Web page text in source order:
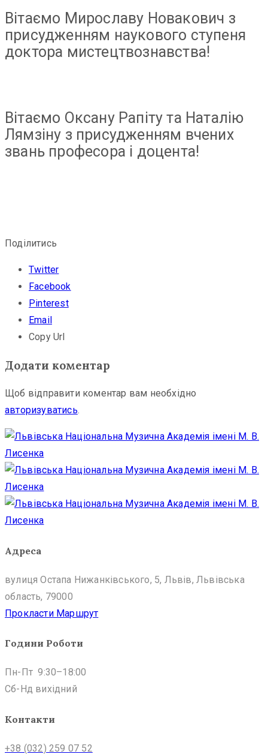
Вітаємо Мирославу Новакович з
присудженням наукового ступеня
доктора мистецтвознавства!
Вітаємо Оксану Рапіту та Наталію
Лямзіну з присудженням вчених
звань професора і доцента!
Поділитись
Twitter
Facebook
Pinterest
Email
Copy Url
Додати коментар
Щоб відправити коментар вам необхідно
авторизуватись.
Адреса
вулиця Остапа Нижанківського, 5, Львів, Львівська
область, 79000
Прокласти Маршрут
Години Роботи
Пн-Пт 9:30–18:00
Сб-Нд вихідний
Контакти
+38 (032) 259 07 52